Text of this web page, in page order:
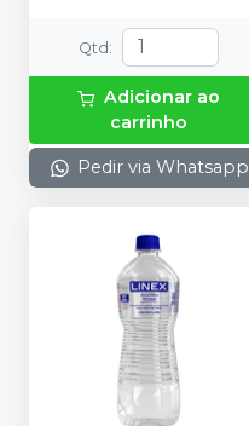
Qtd:
Adicionar ao
carrinho
Pedir via Whatsapp